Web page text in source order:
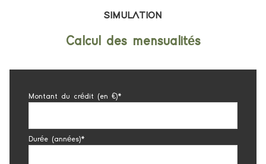
SIMULATION
Calcul des mensualités
Montant du crédit (en €)*
Durée (années)*